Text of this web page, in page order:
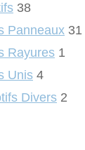
38
Panneaux 31
Rayures 1
Unis 4
Divers 2